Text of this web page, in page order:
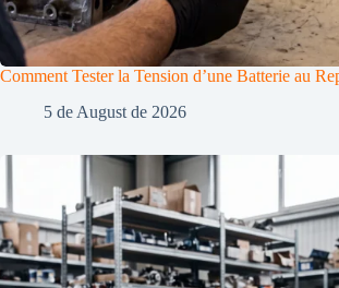
Comment Tester la Tension d’une Batterie au
5 de August de 2026